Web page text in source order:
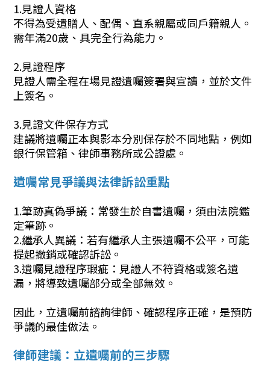
1.見證人資格
不得為受遺贈人、配偶、直系親屬或同戶籍親人。
需年滿20歲、具完全行為能力。
2.見證程序
見證人需全程在場見證遺囑簽署與宣讀，並於文件
上簽名。
3.見證文件保存方式
建議將遺囑正本與影本分別保存於不同地點，例如
銀行保管箱、律師事務所或公證處。
遺囑常見爭議與法律訴訟重點
1.筆跡真偽爭議：常發生於自書遺囑，須由法院鑑
定筆跡。
2.繼承人異議：若有繼承人主張遺囑不公平，可能
提起撤銷或確認訴訟。
3.遺囑見證程序瑕疵：見證人不符資格或簽名遺
漏，將導致遺囑部分或全部無效。
因此，立遺囑前諮詢律師、確認程序正確，是預防
爭議的最佳做法。
律師建議：立遺囑前的三步驟